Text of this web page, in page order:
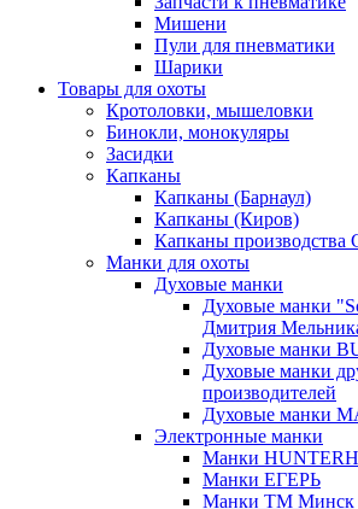
Мишени
Пули для пневматики
Шарики
Товары для охоты
Кротоловки, мышеловки
Бинокли, монокуляры
Засидки
Капканы
Капканы (Барнаул)
Капканы (Киров)
Капканы производства
Манки для охоты
Духовые манки
Духовые манки
Дмитрия
Духовые манки
Духовые манки
производителей
Духовые манки
Электронные манки
Манки
Манки ЕГЕРЬ
Манки ТМ Минск